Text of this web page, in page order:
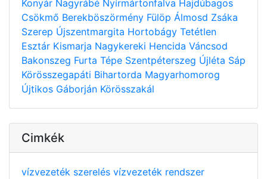
Konyár Nagyrábé Nyírmártonfalva Hajdúbagos
Csökmő Berekböszörmény Fülöp Álmosd Zsáka
Szerep Újszentmargita Hortobágy Tetétlen
Esztár Kismarja Nagykereki Hencida Váncsod
Bakonszeg Furta Tépe Szentpéterszeg Újléta Sáp
Körösszegapáti Bihartorda Magyarhomorog
Újtikos Gáborján Körösszakál
Cimkék
vízvezeték szerelés vízvezeték rendszer